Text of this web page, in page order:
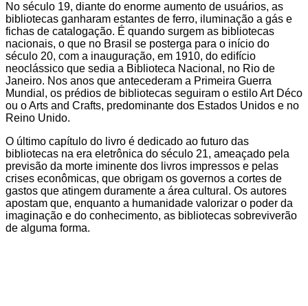
No século 19, diante do enorme aumento de usuários, as
bibliotecas ganharam estantes de ferro, iluminação a gás e
fichas de catalogação. É quando surgem as bibliotecas
nacionais, o que no Brasil se posterga para o início do
século 20, com a inauguração, em 1910, do edifício
neoclássico que sedia a Biblioteca Nacional, no Rio de
Janeiro. Nos anos que antecederam a Primeira Guerra
Mundial, os prédios de bibliotecas seguiram o estilo Art Déco
ou o Arts and Crafts, predominante dos Estados Unidos e no
Reino Unido.
O último capítulo do livro é dedicado ao futuro das
bibliotecas na era eletrônica do século 21, ameaçado pela
previsão da morte iminente dos livros impressos e pelas
crises econômicas, que obrigam os governos a cortes de
gastos que atingem duramente a área cultural. Os autores
apostam que, enquanto a humanidade valorizar o poder da
imaginação e do conhecimento, as bibliotecas sobreviverão
de alguma forma.